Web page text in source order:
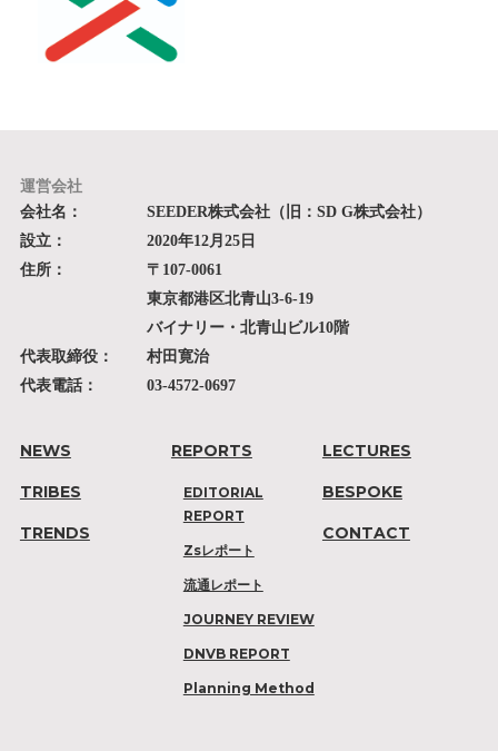
運営会社
会社名：
SEEDER株式会社（旧：SD G株式会社）
設立：
2020年12月25日
住所：
〒107-0061
東京都港区北青山3-6-19
バイナリー・北青山ビル10階
代表取締役：
村田寛治
代表電話：
03-4572-0697
NEWS
TRIBES
TRENDS
REPORTS
EDITORIAL
REPORT
Zsレポート
流通レポート
JOURNEY REVIEW
DNVB REPORT
Planning Method
LECTURES
BESPOKE
CONTACT